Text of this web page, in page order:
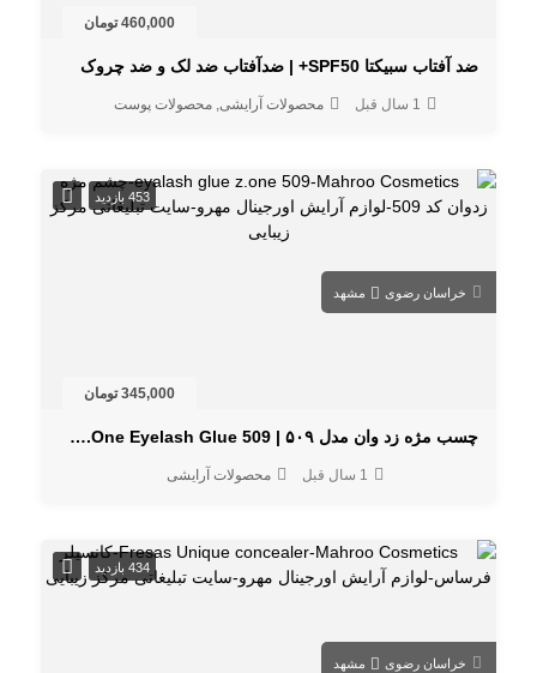
460,000 تومان
ضد آفتاب سبيكتا SPF50+ | ضدآفتاب ضد لک و ضد چروک
1 سال قبل محصولات آرایشی محصولات پوست
453 بازدید
خراسان رضوی مشهد
345,000 تومان
چسب مژه زد وان مدل ۵۰۹ | Z.One Eyelash Glue 509 ضد حساسیت و مقاوم
1 سال قبل محصولات آرایشی
434 بازدید
خراسان رضوی مشهد